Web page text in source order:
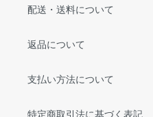
配送・送料について
返品について
支払い方法について
特定商取引法に基づく表記